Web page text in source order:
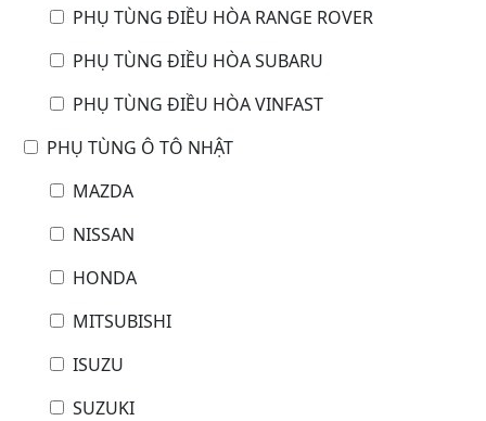
PHỤ TÙNG ĐIỀU HÒA RANGE ROVER
PHỤ TÙNG ĐIỀU HÒA SUBARU
PHỤ TÙNG ĐIỀU HÒA VINFAST
PHỤ TÙNG Ô TÔ NHẬT
MAZDA
NISSAN
HONDA
MITSUBISHI
ISUZU
SUZUKI